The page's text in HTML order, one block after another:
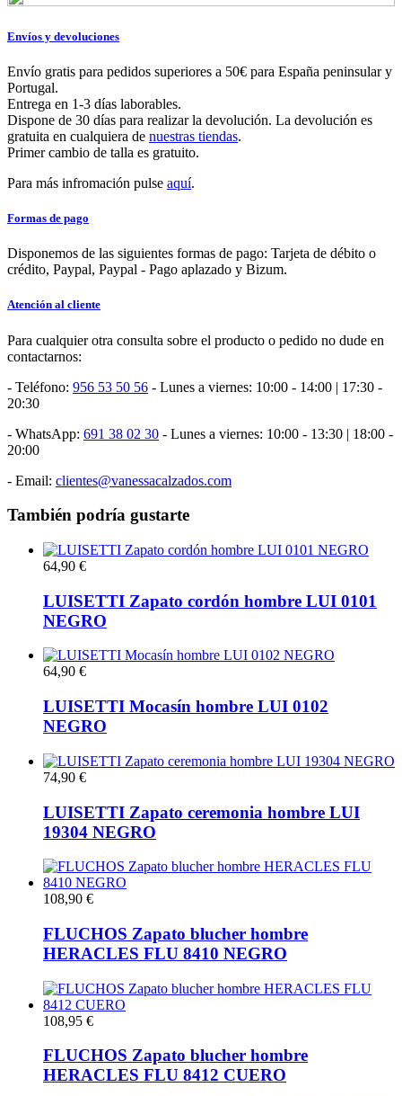
Envíos y devoluciones
Envío gratis para pedidos superiores a 50€ para España peninsular y
Portugal.
Entrega en 1-3 días laborables.
Dispone de 30 días para realizar la devolución. La devolución es
gratuita en cualquiera de nuestras tiendas.
Primer cambio de talla es gratuito.
Para más infromación pulse aquí.
Formas de pago
Disponemos de las siguientes formas de pago: Tarjeta de débito o
crédito, Paypal, Paypal - Pago aplazado y Bizum.
Atención al cliente
Para cualquier otra consulta sobre el producto o pedido no dude en
contactarnos:
- Teléfono: 956 53 50 56 - Lunes a viernes: 10:00 - 14:00 | 17:30 -
20:30
- WhatsApp: 691 38 02 30 - Lunes a viernes: 10:00 - 13:30 | 18:00 -
20:00
- Email: clientes@vanessacalzados.com
También podría gustarte
64,90 €
LUISETTI Zapato cordón hombre LUI 0101
NEGRO
64,90 €
LUISETTI Mocasín hombre LUI 0102
NEGRO
74,90 €
LUISETTI Zapato ceremonia hombre LUI
19304 NEGRO
108,90 €
FLUCHOS Zapato blucher hombre
HERACLES FLU 8410 NEGRO
108,95 €
FLUCHOS Zapato blucher hombre
HERACLES FLU 8412 CUERO